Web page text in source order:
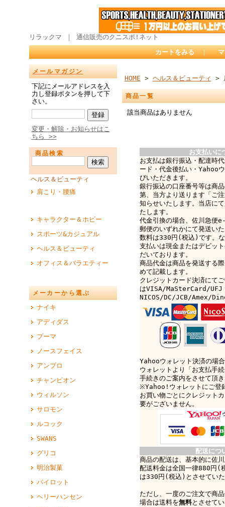
リラックマ ｜ 通信販売のクニスポ!ネット
カートをみる ｜
メールマガジン
下記にメールアドレスを入
力し登録ボタンを押して下
さい。
変更・解除・お知らせはこ
ちら >>
商品検索
ヘルス＆ビューティ
肩こり・腰痛
キャラクター＆ホビー
スポーツ&カジュアル
ヘルス＆ビューティ
オフィス＆バラエティー
メーカーから選ぶ
ナイキ
アディダス
プーマ
ノースフェイス
アンブロ
チャンピオン
ウィルソン
サロモン
ルコック
SWANS
グリコ
明治製菓
パイロット
ヘリーハンセン
HOME > ヘルス＆ビューティ >
商品一覧
該当商品はありません
お支払いに
お支払は銀行振込・配達時
ード・代金後払い・Yahoo
びいただきます。
銀行振込の口座番号等は商
第、当方より送ります「ご
知らせいたします。当店に
たします。
代金引換の場合、佐川急
郵便のいずれかにて発送い
数料は330円(税込)です
支払いは現金またはデビッ
だいております。
商品代金は商品を発送する
めて記載します。
クレジットカード決済にて
はVISA/MaSterCard/UFJ
NICOS/DC/JCB/Amex/
Yahooウォレット決済の場
ウォレットより「お支払手
手続きのご案内をさせて頂
※Yahoo!ウォレットにご登
お買い物ごとにクレジット
要がございません。
配送につ
商品の配送は、基本的に佐
配送料金は全国一律880円(
は330円(税込)とさせてい
ただし、一度のご注文で商
場合は送料を無料とさせて